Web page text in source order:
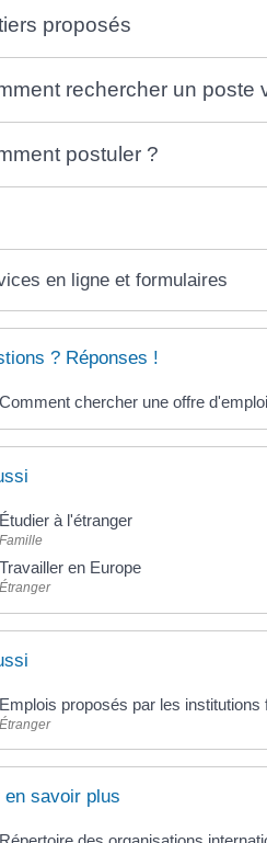
proposés
rechercher un poste
postuler ?
en ligne et formulaires
? Réponses !
Comment chercher une offre
Étudier à l'étranger
Famille
Travailler en Europe
Étranger
Emplois proposés par les institutions
Étranger
en savoir plus